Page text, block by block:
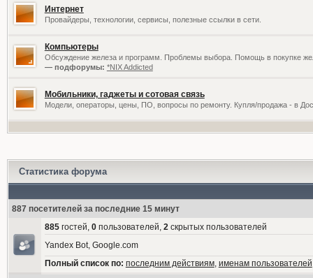
Интернет
Провайдеры, технологии, сервисы, полезные ссылки в сети.
Компьютеры
Обсуждение железа и программ. Проблемы выбора. Помощь в покупке
— подфорумы: *NIX Addicted
Мобильники, гаджеты и сотовая связь
Модели, операторы, цены, ПО, вопросы по ремонту. Купля/продажа - в
Статистика форума
887 посетителей за последние 15 минут
885гостей, 0пользователей, 2скрытых пользователей
Yandex Bot, Google.com
Полный список по: последним действиям, именам пользователей